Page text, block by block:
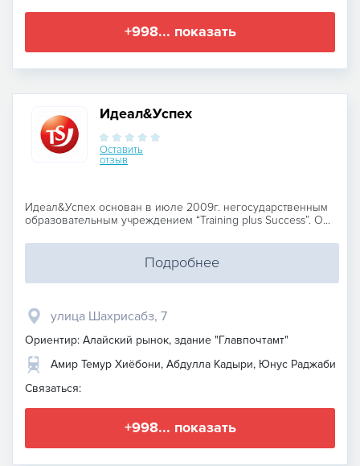
+998... показать
Идеал&Успех
Оставить
отзыв
Идеал&Успех основан в июле 2009г. негосударственным
образовательным учреждением “Training plus Success”. О...
Подробнее
улица Шахрисабз, 7
Ориентир: Алайский рынок, здание "Главпочтамт"
Амир Темур Хиёбони, Абдулла Кадыри, Юнус Раджаби
Связаться:
+998... показать